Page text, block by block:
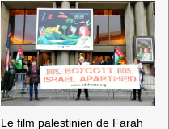
Le film palestinien de Farah